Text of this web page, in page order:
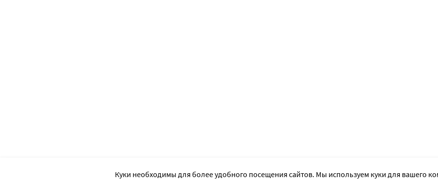
Куки необходимы для более удобного посещения сайтов. Мы используем куки для вашего